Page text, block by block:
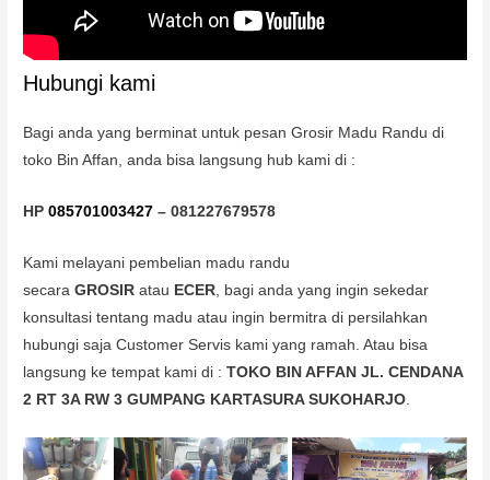
Hubungi kami
Bagi anda yang berminat untuk pesan Grosir Madu Randu di
toko Bin Affan, anda bisa langsung hub kami di :
HP085701003427– 081227679578
Kami melayani pembelian madu randu
secaraGROSIRatau ECER, bagi anda yang ingin sekedar
konsultasi tentang madu atau ingin bermitra di persilahkan
hubungi saja Customer Servis kami yang ramah. Atau bisa
langsung ke tempat kami di :TOKO BIN AFFAN JL. CENDANA
2 RT 3A RW 3 GUMPANG KARTASURA SUKOHARJO.